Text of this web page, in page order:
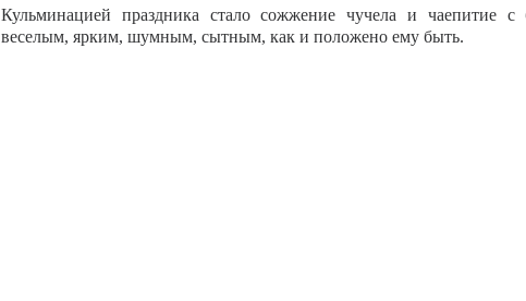
Кульминацией праздника стало сожжение чучела и чаепитие
веселым, ярким, шумным, сытным, как и положено ему быть.